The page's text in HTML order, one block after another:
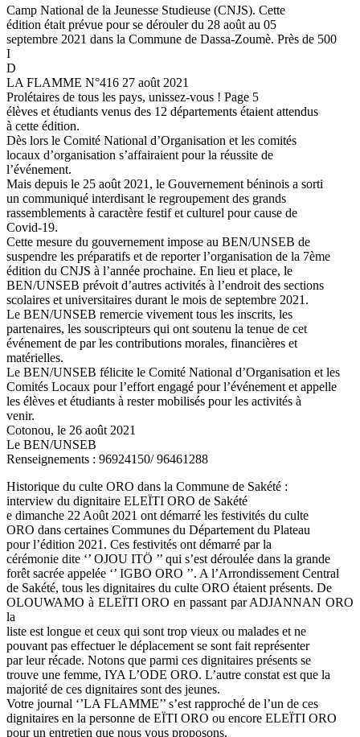
Camp National de la Jeunesse Studieuse (CNJS). Cette
édition était prévue pour se dérouler du 28 août au 05
septembre 2021 dans la Commune de Dassa-Zoumè. Près de 500
I
D
LA FLAMME N°416 27 août 2021
Prolétaires de tous les pays, unissez-vous ! Page 5
élèves et étudiants venus des 12 départements étaient attendus
à cette édition.
Dès lors le Comité National d’Organisation et les comités
locaux d’organisation s’affairaient pour la réussite de
l’événement.
Mais depuis le 25 août 2021, le Gouvernement béninois a sorti
un communiqué interdisant le regroupement des grands
rassemblements à caractère festif et culturel pour cause de
Covid-19.
Cette mesure du gouvernement impose au BEN/UNSEB de
suspendre les préparatifs et de reporter l’organisation de la 7ème
édition du CNJS à l’année prochaine. En lieu et place, le
BEN/UNSEB prévoit d’autres activités à l’endroit des sections
scolaires et universitaires durant le mois de septembre 2021.
Le BEN/UNSEB remercie vivement tous les inscrits, les
partenaires, les souscripteurs qui ont soutenu la tenue de cet
événement de par les contributions morales, financières et
matérielles.
Le BEN/UNSEB félicite le Comité National d’Organisation et les
Comités Locaux pour l’effort engagé pour l’événement et appelle
les élèves et étudiants à rester mobilisés pour les activités à
venir.
Cotonou, le 26 août 2021
Le BEN/UNSEB
Renseignements : 96924150/ 96461288
Historique du culte ORO dans la Commune de Sakété :
interview du dignitaire ELEÏTI ORO de Sakété
e dimanche 22 Août 2021 ont démarré les festivités du culte
ORO dans certaines Communes du Département du Plateau
pour l’édition 2021. Ces festivités ont démarré par la
cérémonie dite ‘’ OJOU ITÖ ’’ qui s’est déroulée dans la grande
forêt sacrée appelée ‘’ IGBO ORO ’’. A l’Arrondissement Central
de Sakété, tous les dignitaires du culte ORO étaient présents. De
OLOUWAMO à ELEÏTI ORO en passant par ADJANNAN ORO
la
liste est longue et ceux qui sont trop vieux ou malades et ne
pouvant pas effectuer le déplacement se sont fait représenter
par leur récade. Notons que parmi ces dignitaires présents se
trouve une femme, IYA L’ODE ORO. L’autre constat est que la
majorité de ces dignitaires sont des jeunes.
Votre journal ‘’LA FLAMME’’ s’est rapproché de l’un de ces
dignitaires en la personne de EÏTI ORO ou encore ELEÏTI ORO
pour un entretien que nous vous proposons.